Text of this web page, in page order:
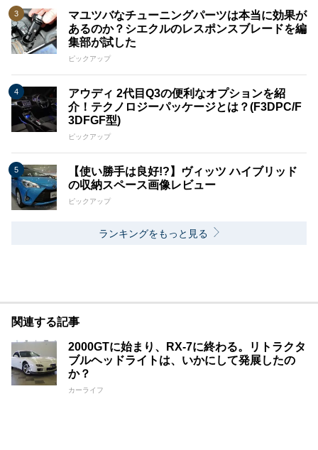
マユツバなチューニングパーツは本当に効果が
あるのか？シエクルのレスポンスブレードを編
集部が試した
ピックアップ
アウディ 2代目Q3の便利なオプションを紹
介！テクノロジーパッケージとは？(F3DPC/F
3DFGF型)
ピックアップ
【使い勝手は良好!?】ヴィッツ ハイブリッド
の収納スペース画像レビュー
ピックアップ
ランキングをもっと見る
関連する記事
2000GTに始まり、RX-7に終わる。リトラクタ
ブルヘッドライトは、いかにして発展したの
か？
カーライフ